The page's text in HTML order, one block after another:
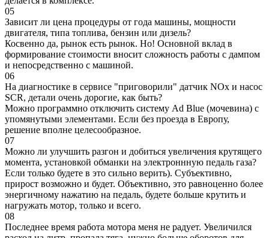
05
Зависит ли цена процедуры от года машины, мощности
двигателя, типа топлива, бензин или дизель?
Косвенно да, рынок есть рынок. Но! Основной вклад в
формирование стоимости вносит сложность работы с дампом
и непосредственно с машиной.
06
На диагностике в сервисе "приговорили" датчик NOx и насос
SCR, детали очень дорогие, как быть?
Можно программно отключить систему Ad Blue (мочевина) с
упомянутыми элементами. Если без проезда в Европу,
решение вполне целесообразное.
07
Можно ли улучшить разгон и добиться увеличения крутящего
момента, установкой обманки на электроннную педаль газа?
Если только будете в это сильно верить). Субъективно,
прирост возможно и будет. Объективно, это равноценно более
энергичному нажатию на педаль, будете больше крутить и
нагружать мотор, только и всего.
08
Последнее время работа мотора меня не радует. Увеличился